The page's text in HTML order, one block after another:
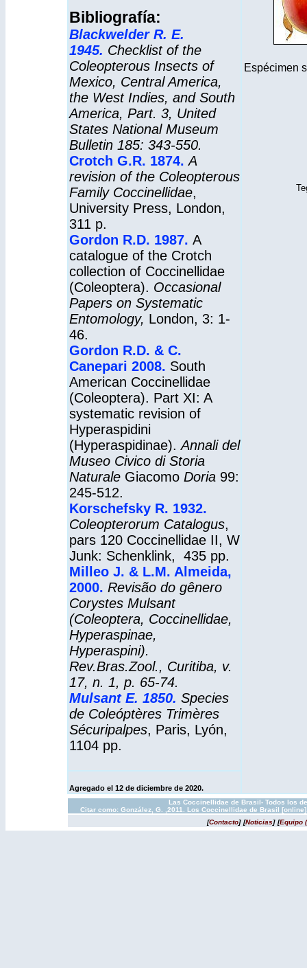
Bibliografía:
Blackwelder R. E.
1945. Checklist of the
Coleopterous Insects of
Mexico, Central America,
the West Indies, and South
America, Part. 3, United
States National Museum
Bulletin 185: 343-550.
Crotch G.R. 1874. A
revision of the Coleopterous
Family Coccinellidae,
University Press, London,
311 p.
Gordon R.D. 1987. A
catalogue of the Crotch
collection of Coccinellidae
(Coleoptera). Occasional
Papers on Systematic
Entomology, London, 3: 1-
46.
Gordon R.D. & C.
Canepari 2008. South
American Coccinellidae
(Coleoptera). Part XI: A
systematic revision of
Hyperaspidini
(Hyperaspidinae).Annali del
Museo Civico di Storia
NaturaleGiacomo Doria99:
245-512.
Korschefsky R. 1932.
Coleopterorum Catalogus,
pars 120 Coccinellidae II, W
Junk: Schenklink, 435 pp.
Milleo J. & L.M. Almeida,
2000. Revisão do gênero
Corystes Mulsant
(Coleoptera, Coccinellidae,
Hyperaspinae,
Hyperaspini).
Rev.Bras.Zool., Curitiba, v.
17, n. 1, p. 65-74.
Mulsant E. 1850. Species
de Coleóptères Trimères
Sécuripalpes, Paris, Lyón,
1104 pp.
Espécimen
Agregado el 12 de diciembre de 2020.
Las Coccinellidae de Brasil- Todos los
Citar como: González, G. ,2011. Los Coccinellidae de Brasil
[Contacto] [Noticias] [Equipo